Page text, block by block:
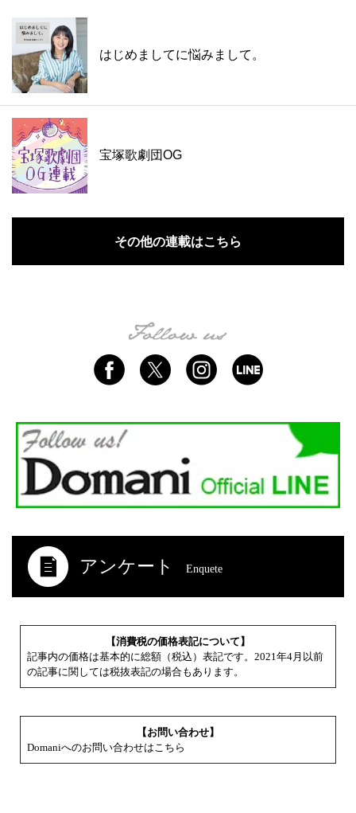
はじめましてに悩みまして。
宝塚歌劇団OG
その他の連載はこちら
アンケート Enquete
【消費税の価格表記について】
記事内の価格は基本的に総額（税込）表記です。2021年4月以前
の記事に関しては税抜表記の場合もあります。
【お問い合わせ】
Domaniへのお問い合わせはこちら